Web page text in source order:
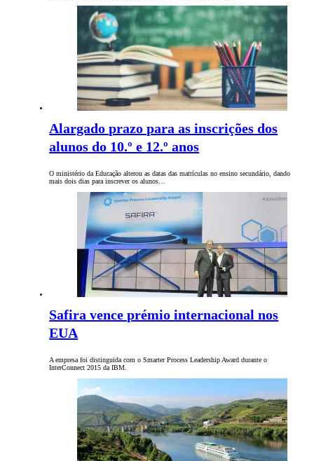
Alargado prazo para as inscrições dos
alunos do 10.º e 12.º anos
O ministério da Educação alterou as datas das matrículas no ensino secundário, dando
mais dois dias para inscrever os alunos…
Safira vence prémio internacional nos
EUA
A empresa foi distinguida com o Smarter Process Leadership Award durante o
InterConnect 2015 da IBM.